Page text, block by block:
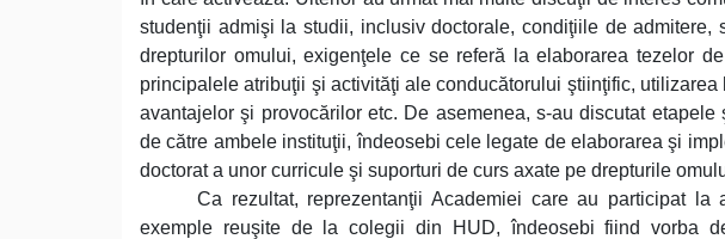
studenţii admişi la studii, inclusiv doctorale, condiţiile de admitere,
drepturilor omului, exigenţele ce se referă la elaborarea tezelor
principalele atribuţii şi activităţi ale conducătorului ştiinţific,
avantajelor şi provocărilor etc. De asemenea, s-au discutat
de către ambele instituţii, îndeosebi cele legate de elaborarea şi
doctorat a unor curricule şi suporturi de curs axate pe drepturile
Ca rezultat, reprezentanţii Academiei care au participat
exemple reuşite de la colegii din HUD, îndeosebi fiind vorba